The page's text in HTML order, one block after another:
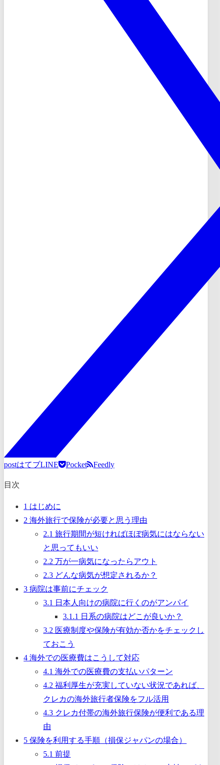
postはてブLINE Pocket Feedly
目次
1 はじめに
2 海外旅行で保険が必要と思う理由
2.1 旅行期間が短ければほぼ病気にはならない
と思ってもいい
2.2 万が一病気になったらアウト
2.3 どんな病気が想定されるか？
3 病院は事前にチェック
3.1 日本人向けの病院に行くのがアンパイ
3.1.1 日系の病院はどこが良いか？
3.2 医療制度や保険が有効か否かをチェックし
ておこう
4 海外での医療費はこうして対応
4.1 海外での医療費の支払いパターン
4.2 福利厚生が充実していない状況であれば、
クレカの海外旅行者保険をフル活用
4.3 クレカ付帯の海外旅行保険が便利である理
由
5 保険を利用する手順（損保ジャパンの場合）
5.1 前提